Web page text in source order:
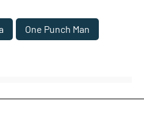
One Punch Man